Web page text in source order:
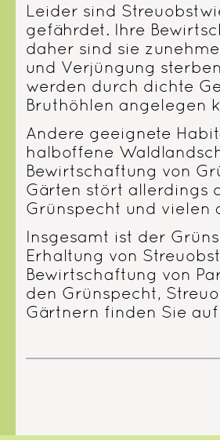
Leider sind
gefährdet. Ihre
daher sind sie
und Verjüngung
werden durch dichte
Bruthöhlen angelegen
Andere geeignete
halboffene
Bewirtschaftung von
Gärten stört allerdings
Grünspecht und vielen
Insgesamt ist der
Erhaltung von
Bewirtschaftung von
den Grünspecht,
Gärtnern finden Sie